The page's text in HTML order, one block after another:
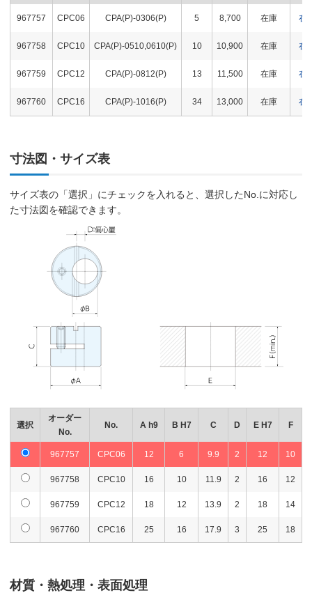
967757 CPC06 CPA(P)-0306(P) 5 8,700 在庫 在
967758 CPC10 CPA(P)-0510,0610(P) 10 10,900 在庫 在
967759 CPC12 CPA(P)-0812(P) 13 11,500 在庫 在
967760 CPC16 CPA(P)-1016(P) 34 13,000 在庫 在
寸法図・サイズ表
サイズ表の「選択」にチェックを入れると、選択したNo.に対応し
た寸法図を確認できます。
選択
オーダー
No.
No. A h9 B H7 C D E H7 F
967757 CPC06 12 6 9.9 2 12 10
967758 CPC10 16 10 11.9 2 16 12
967759 CPC12 18 12 13.9 2 18 14
967760 CPC16 25 16 17.9 3 25 18
材質・熱処理・表面処理